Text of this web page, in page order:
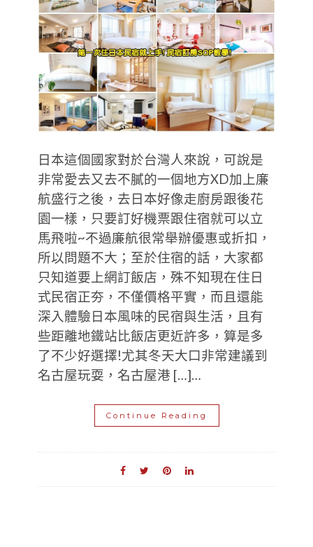
日本這個國家對於台灣人來說，可說是
非常愛去又去不膩的一個地方XD加上廉
航盛行之後，去日本好像走廚房跟後花
園一樣，只要訂好機票跟住宿就可以立
馬飛啦~不過廉航很常舉辦優惠或折扣，
所以問題不大；至於住宿的話，大家都
只知道要上網訂飯店，殊不知現在住日
式民宿正夯，不僅價格平實，而且還能
深入體驗日本風味的民宿與生活，且有
些距離地鐵站比飯店更近許多，算是多
了不少好選擇!尤其冬天大口非常建議到
名古屋玩耍，名古屋港 […]…
Continue Reading